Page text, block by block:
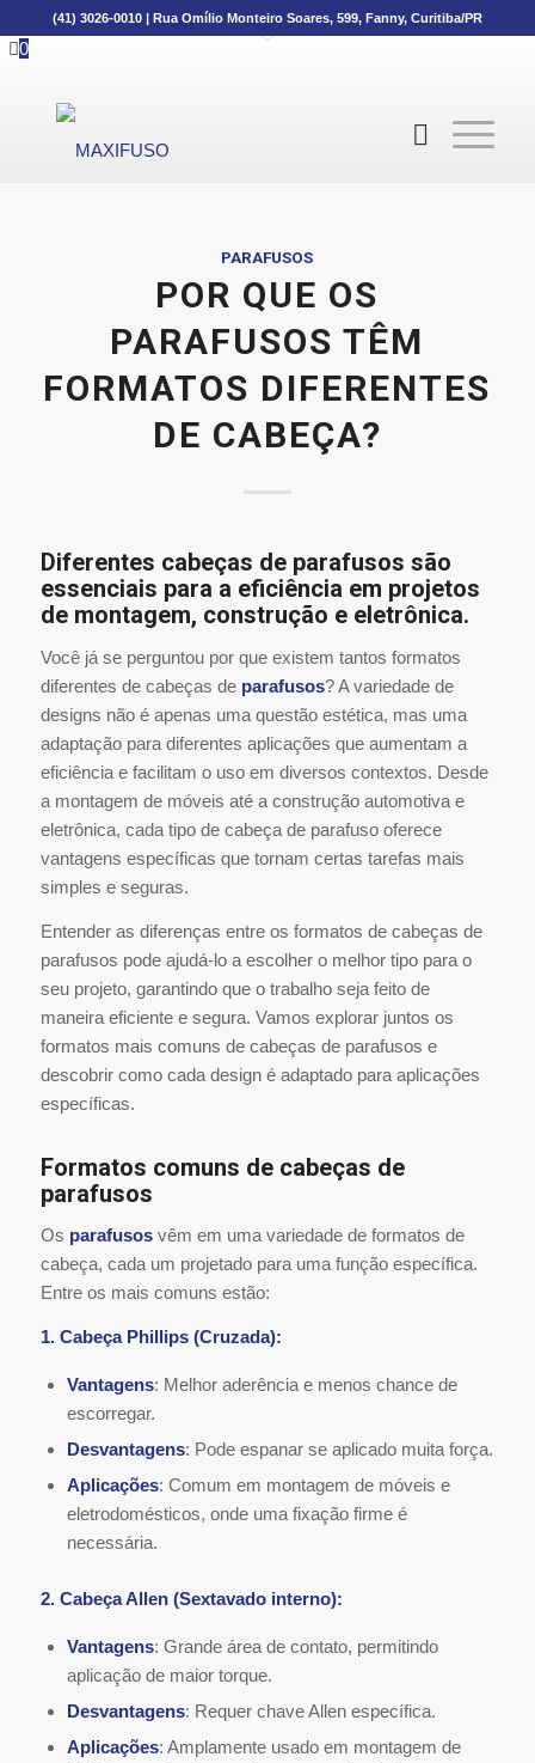
(41) 3026-0010| Rua Omílio Monteiro Soares, 599, Fanny, Curitiba/PR
0
PARAFUSOS
POR QUE OS
PARAFUSOS TÊM
FORMATOS DIFERENTES
DE CABEÇA?
Diferentes cabeças de parafusos são
essenciais para a eficiência em projetos
de montagem, construção e eletrônica.
Você já se perguntou por que existem tantos formatos
diferentes de cabeças de parafusos? A variedade de
designs não é apenas uma questão estética, mas uma
adaptação para diferentes aplicações que aumentam a
eficiência e facilitam o uso em diversos contextos. Desde
a montagem de móveis até a construção automotiva e
eletrônica, cada tipo de cabeça de parafuso oferece
vantagens específicas que tornam certas tarefas mais
simples e seguras.
Entender as diferenças entre os formatos de cabeças de
parafusos pode ajudá-lo a escolher o melhor tipo para o
seu projeto, garantindo que o trabalho seja feito de
maneira eficiente e segura. Vamos explorar juntos os
formatos mais comuns de cabeças de parafusos e
descobrir como cada design é adaptado para aplicações
específicas.
Formatos comuns de cabeças de
parafusos
Os parafusosvêm em uma variedade de formatos de
cabeça, cada um projetado para uma função específica.
Entre os mais comuns estão:
1. Cabeça Phillips (Cruzada):
Vantagens: Melhor aderência e menos chance de
escorregar.
Desvantagens: Pode espanar se aplicado muita força.
Aplicações: Comum em montagem de móveis e
eletrodomésticos, onde uma fixação firme é
necessária.
2. Cabeça Allen (Sextavado interno):
Vantagens: Grande área de contato, permitindo
aplicação de maior torque.
Desvantagens: Requer chave Allen específica.
Aplicações: Amplamente usado em montagem de